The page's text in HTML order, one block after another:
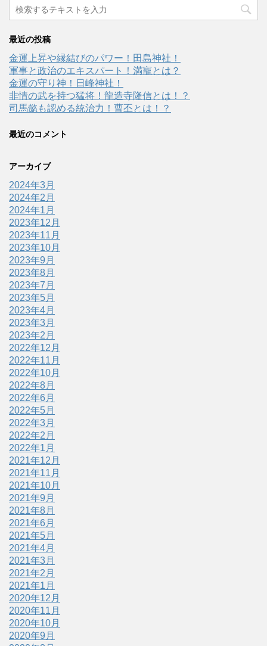
最近の投稿
金運上昇や縁結びのパワー！田島神社！
軍事と政治のエキスパート！満寵とは？
金運の守り神！日峰神社！
非情の武を持つ猛将！龍造寺隆信とは！？
司馬懿も認める統治力！曹丕とは！？
最近のコメント
アーカイブ
2024年3月
2024年2月
2024年1月
2023年12月
2023年11月
2023年10月
2023年9月
2023年8月
2023年7月
2023年5月
2023年4月
2023年3月
2023年2月
2022年12月
2022年11月
2022年10月
2022年8月
2022年6月
2022年5月
2022年3月
2022年2月
2022年1月
2021年12月
2021年11月
2021年10月
2021年9月
2021年8月
2021年6月
2021年5月
2021年4月
2021年3月
2021年2月
2021年1月
2020年12月
2020年11月
2020年10月
2020年9月